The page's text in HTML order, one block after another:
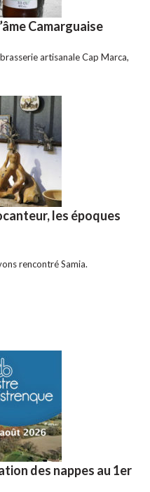
Camarguaise
artisanale Cap Marca,
les époques
rencontré Samia.
des nappes au 1er